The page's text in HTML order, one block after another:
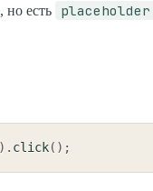
но есть placeholder
) . click( ) ;